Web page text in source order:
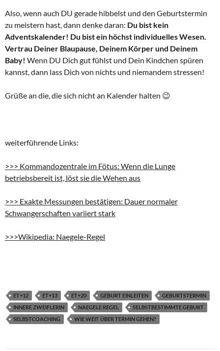
Also, wenn auch DU gerade hibbelst und den Geburtstermin
zu meistern hast, dann denke daran: Du bist kein
Adventskalender! Du bist ein höchst individuelles Wesen.
Vertrau Deiner Blaupause, Deinem Körper und Deinem
Baby! Wenn DU Dich gut fühlst und Dein Kindchen spüren
kannst, dann lass Dich von nichts und niemandem stressen!
Grüße an die, die sich nicht an Kalender halten 😉
weiterführende Links:
>>> Kommandozentrale im Fötus: Wenn die Lunge
betriebsbereit ist, löst sie die Wehen aus
>>> Exakte Messungen bestätigen: Dauer normaler
Schwangerschaften variiert stark
>>>Wikipedia: Naegele-Regel
ET+12 ET+13 ET+20 GEBURT EINLEITEN
GEBURTSTERMIN
INNERE ZWEIFLERIN
NAEGELE REGEL
SELBSTBESTIMMTE GEBURT
SELBSTCOACHING
WIE WEIT ÜBER TERMIN GEHEN?